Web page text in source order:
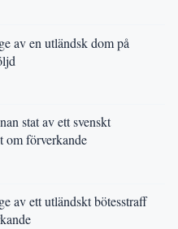
av en utländsk dom på
stat av ett svenskt
om förverkande
av ett utländskt bötesstraff